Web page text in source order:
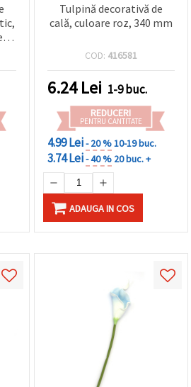
și
Tulpină decorativă de
cală, culoare roz, 340 mm
COD: 416581
6.24Lei 1-9 buc.
REDUCERI
PENTRU CANTITATE
4.99 Lei- 20 %10-19 buc.
3.74 Lei- 40 % 20 buc. +
ADAUGA IN COS